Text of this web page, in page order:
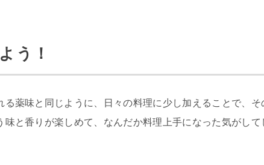
う！
る薬味と同じように、日々の料理に少し加えることで、そ
味と香りが楽しめて、なんだか料理上手になった気がし